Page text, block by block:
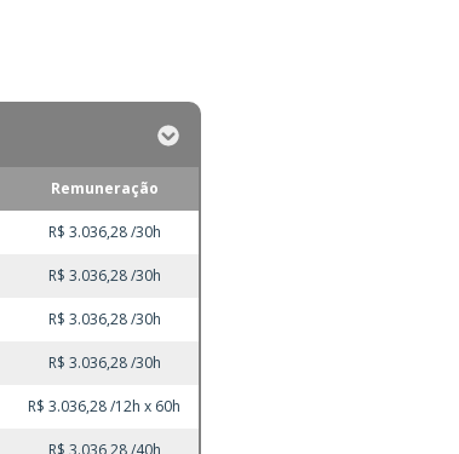
Remuneração
R$ 3.036,28 /30h
R$ 3.036,28 /30h
R$ 3.036,28 /30h
R$ 3.036,28 /30h
R$ 3.036,28 /12h x 60h
R$ 3.036,28 /40h